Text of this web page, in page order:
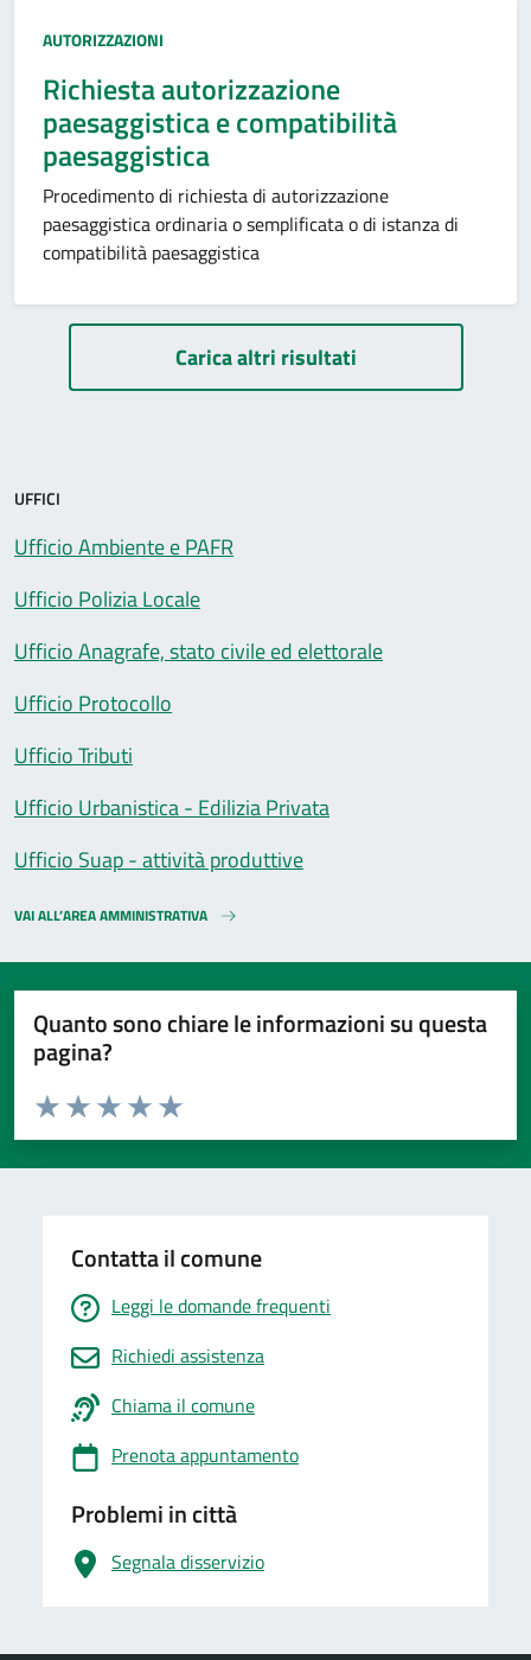
Categoria:
AUTORIZZAZIONI
Richiesta autorizzazione
paesaggistica e compatibilità
paesaggistica
Procedimento di richiesta di autorizzazione
paesaggistica ordinaria o semplificata o di istanza di
compatibilità paesaggistica
PaginazioneCarica altri risultati
UFFICI
Ufficio Ambiente e PAFR
Ufficio Polizia Locale
Ufficio Anagrafe, stato civile ed elettorale
Ufficio Protocollo
Ufficio Tributi
Ufficio Urbanistica - Edilizia Privata
Ufficio Suap - attività produttive
VAI ALL’AREA AMMINISTRATIVA
Quanto sono chiare le informazioni su questa
pagina?
Valuta da 1 a 5 stelle la pagina
Valuta 5 stelle su 5
Valuta 4 stelle su 5
Valuta 3 stelle su 5
Valuta 2 stelle su 5
Valuta 1 stelle su 5
Contatta il comune
Leggi le domande frequenti
Richiedi assistenza
Chiama il comune
Prenota appuntamento
Problemi in città
Segnala disservizio